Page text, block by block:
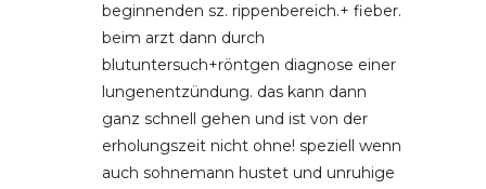
beginnenden sz. rippenbereich.+ fieber.
beim arzt dann durch
blutuntersuch+röntgen diagnose einer
lungenentzündung. das kann dann
ganz schnell gehen und ist von der
erholungszeit nicht ohne! speziell wenn
auch sohnemann hustet und unruhige